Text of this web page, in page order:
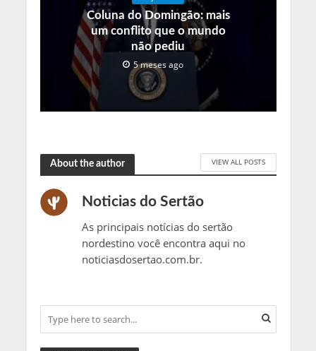
Coluna do Domingão: mais
um conflito que o mundo
não pediu
5 meses ago
About the author VIEW ALL POSTS
Noticias do Sertão
As principais notícias do sertão
nordestino você encontra aqui no
noticiasdosertao.com.br.